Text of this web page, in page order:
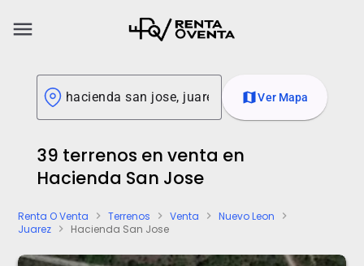
menu
mapVer Mapa
39 terrenos en venta en
Hacienda San Jose
Renta O Venta chevron_right Terrenos chevron_right Venta chevron_right Nuevo Leon chevron_right
Juarez chevron_right Hacienda San Jose